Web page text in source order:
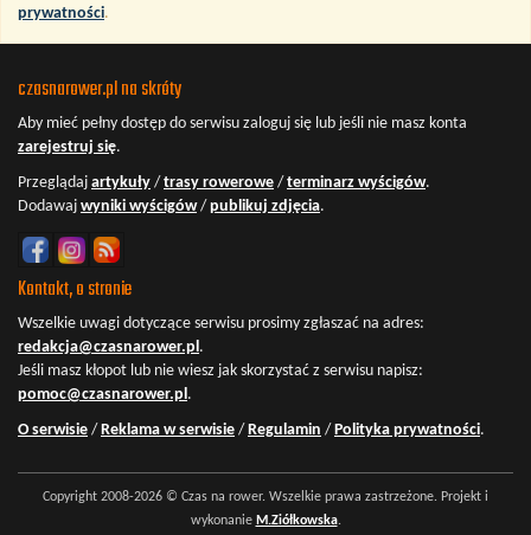
prywatności.
czasnarower.pl na skróty
Aby mieć pełny dostęp do serwisu zaloguj się lub jeśli nie masz konta
zarejestruj się.
Przeglądaj artykuły / trasy rowerowe / terminarz wyścigów.
Dodawaj wyniki wyścigów/ publikuj zdjęcia.
Kontakt, o stronie
Wszelkie uwagi dotyczące serwisu prosimy zgłaszać na adres:
redakcja@czasnarower.pl.
Jeśli masz kłopot lub nie wiesz jak skorzystać z serwisu napisz:
pomoc@czasnarower.pl.
O serwisie / Reklama w serwisie / Regulamin / Polityka prywatności.
Copyright 2008-2026 © Czas na rower. Wszelkie prawa zastrzeżone. Projekt i
wykonanie M.Ziółkowska.